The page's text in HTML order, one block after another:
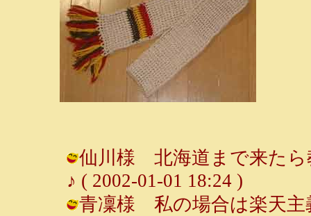
仙川様 北海道まで来たら
♪ ( 2002-01-01 18:24 )
青凜様 私の場合は楽天主